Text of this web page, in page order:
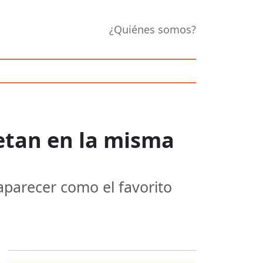
¿Quiénes somos?
en la misma
como el favorito